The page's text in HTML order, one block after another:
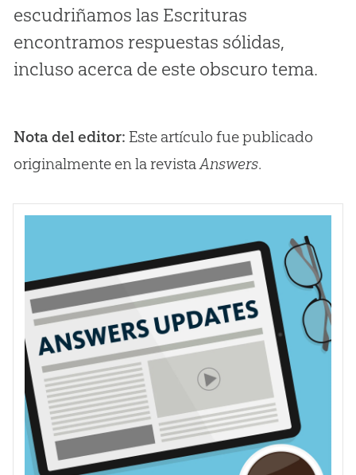
escudriñamos las Escrituras
encontramos respuestas sólidas,
incluso acerca de este obscuro tema.
Nota del editor: Este artículo fue publicado
originalmente en la revistaAnswers.